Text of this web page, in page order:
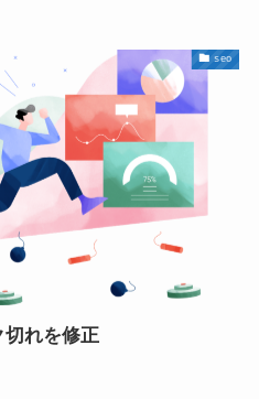
seo
れを修正